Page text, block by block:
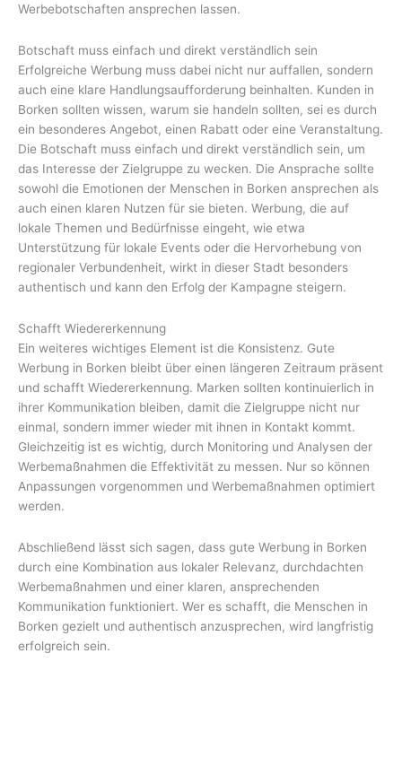
Werbebotschaften ansprechen lassen.
Botschaft muss einfach und direkt verständlich sein
Erfolgreiche Werbung muss dabei nicht nur auffallen, sondern
auch eine klare Handlungsaufforderung beinhalten. Kunden in
Borken sollten wissen, warum sie handeln sollten, sei es durch
ein besonderes Angebot, einen Rabatt oder eine Veranstaltung.
Die Botschaft muss einfach und direkt verständlich sein, um
das Interesse der Zielgruppe zu wecken. Die Ansprache sollte
sowohl die Emotionen der Menschen in Borken ansprechen als
auch einen klaren Nutzen für sie bieten. Werbung, die auf
lokale Themen und Bedürfnisse eingeht, wie etwa
Unterstützung für lokale Events oder die Hervorhebung von
regionaler Verbundenheit, wirkt in dieser Stadt besonders
authentisch und kann den Erfolg der Kampagne steigern.
Schafft Wiedererkennung
Ein weiteres wichtiges Element ist die Konsistenz. Gute
Werbung in Borken bleibt über einen längeren Zeitraum präsent
und schafft Wiedererkennung. Marken sollten kontinuierlich in
ihrer Kommunikation bleiben, damit die Zielgruppe nicht nur
einmal, sondern immer wieder mit ihnen in Kontakt kommt.
Gleichzeitig ist es wichtig, durch Monitoring und Analysen der
Werbemaßnahmen die Effektivität zu messen. Nur so können
Anpassungen vorgenommen und Werbemaßnahmen optimiert
werden.
Abschließend lässt sich sagen, dass gute Werbung in Borken
durch eine Kombination aus lokaler Relevanz, durchdachten
Werbemaßnahmen und einer klaren, ansprechenden
Kommunikation funktioniert. Wer es schafft, die Menschen in
Borken gezielt und authentisch anzusprechen, wird langfristig
erfolgreich sein.